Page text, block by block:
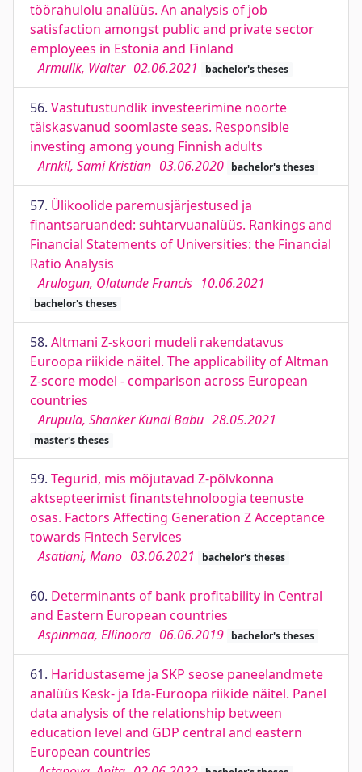
töörahulolu analüüs. An analysis of job
satisfaction amongst public and private sector
employees in Estonia and Finland
Armulik, Walter 02.06.2021 bachelor's theses
56. Vastutustundlik investeerimine noorte
täiskasvanud soomlaste seas. Responsible
investing among young Finnish adults
Arnkil, Sami Kristian 03.06.2020 bachelor's theses
57. Ülikoolide paremusjärjestused ja
finantsaruanded: suhtarvuanalüüs. Rankings and
Financial Statements of Universities: the Financial
Ratio Analysis
Arulogun, Olatunde Francis 10.06.2021
bachelor's theses
58. Altmani Z-skoori mudeli rakendatavus
Euroopa riikide näitel. The applicability of Altman
Z-score model - comparison across European
countries
Arupula, Shanker Kunal Babu 28.05.2021
master's theses
59. Tegurid, mis mõjutavad Z-põlvkonna
aktsepteerimist finantstehnoloogia teenuste
osas. Factors Affecting Generation Z Acceptance
towards Fintech Services
Asatiani, Mano 03.06.2021 bachelor's theses
60. Determinants of bank profitability in Central
and Eastern European countries
Aspinmaa, Ellinoora 06.06.2019 bachelor's theses
61. Haridustaseme ja SKP seose paneelandmete
analüüs Kesk- ja Ida-Euroopa riikide näitel. Panel
data analysis of the relationship between
education level and GDP central and eastern
European countries